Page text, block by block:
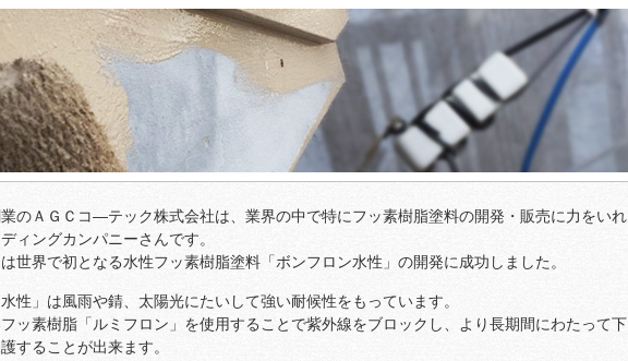
のＡＧＣコ―テック株式会社は、業界の中で特にフッ素樹脂塗料の開発・販売に力をいれ
ィングカンパニーさんです。
世界で初となる水性フッ素樹脂塗料「ボンフロン水性」の開発に成功しました。
水性」は風雨や錆、太陽光にたいして強い耐候性をもっています。
ッ素樹脂「ルミフロン」を使用することで紫外線をブロックし、より長期間にわたって下
することが出来ます。